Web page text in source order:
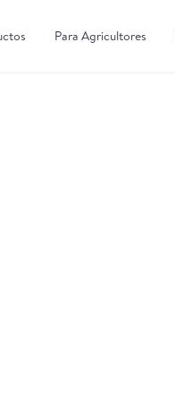
Para Agricultores